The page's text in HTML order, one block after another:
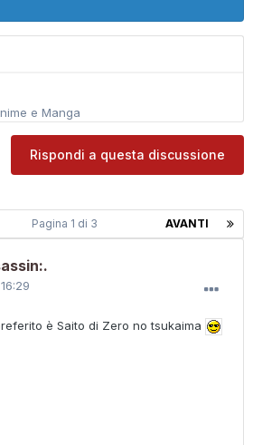
e Manga
Rispondi a questa discussione
AVANTI
Pagina 1 di 3
è Saito di Zero no tsukaima